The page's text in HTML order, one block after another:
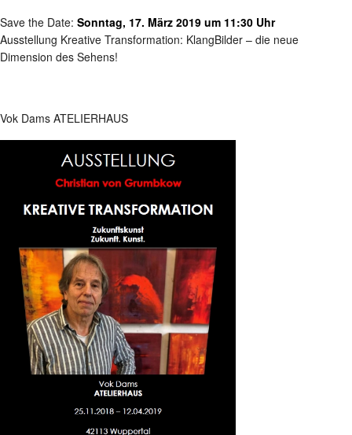
Save the Date: Sonntag, 17. März 2019 um 11:30 Uhr
Ausstellung Kreative Transformation: KlangBilder – die neue
Dimension des Sehens!
Vok Dams ATELIERHAUS